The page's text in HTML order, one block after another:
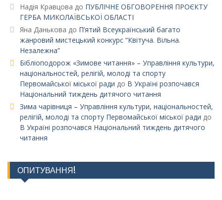
Надія Кравцова до ПУБЛІЧНЕ ОБГОВОРЕННЯ ПРОЄКТУ
ГЕРБА МИКОЛАЇВСЬКОЇ ОБЛАСТІ
Яна Данькова до П’ятий Всеукраїнський багато
жанровий мистецький конкурс “Квітуча. Вільна.
Незалежна”
Бібліоподорож «Зимове читання» – Управління культури,
національностей, релігій, молоді та спорту
Первомайської міської ради до В Україні розпочався
Національний тиждень дитячого читання
Зима чарівниця – Управління культури, національностей,
релігій, молоді та спорту Первомайської міської ради до
В Україні розпочався Національний тиждень дитячого
читання
ОПИТУВАННЯ!